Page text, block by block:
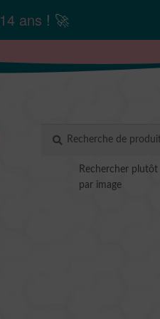
14 ans ! 🚀
pour :
RECHERCHE
Rechercher plutôt
par image